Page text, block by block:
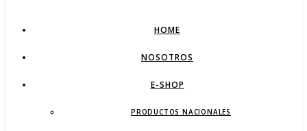
HOME
NOSOTROS
E-SHOP
PRODUCTOS NACIONALES